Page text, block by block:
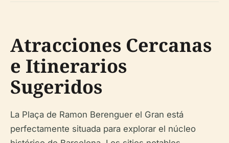
Atracciones Cercanas
e Itinerarios
Sugeridos
La Plaça de Ramon Berenguer el Gran está
perfectamente situada para explorar el núcleo